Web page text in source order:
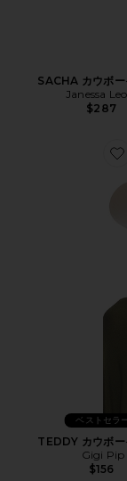
SACHA カウボー
Janessa
$287
ベストセラ
TEDDY カウボー
Gigi Pip
$156